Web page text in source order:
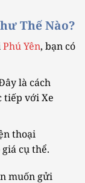
Thế Nào?
Phú Yên, bạn có
là cách
tiếp với Xe
thoại
cụ thể.
muốn gửi